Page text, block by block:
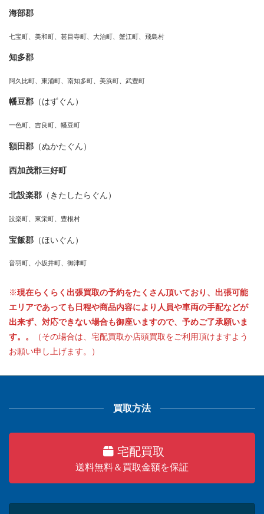
海部郡
七宝町、美和町、甚目寺町、大治町、蟹江町、飛島村
知多郡
阿久比町、東浦町、南知多町、美浜町、武豊町
幡豆郡 （はずぐん）
一色町、吉良町、幡豆町
額田郡 （ぬかたぐん）
西加茂郡三好町
北設楽郡 （きたしたらぐん）
設楽町、東栄町、豊根村
宝飯郡 （ほいぐん）
音羽町、小坂井町、御津町
※現在らくらく出張買取の予約をたくさん頂いており、出張可能
エリアであっても日程や商品内容により人員や車両の手配などが
出来ず、対応できない場合も御座いますので、予めご了承願いま
す。。
（その場合は、宅配買取か店頭買取をご利用頂けますよう
お願い申し上げます。）
買取方法
宅配買取
送料無料＆買取金額を保証